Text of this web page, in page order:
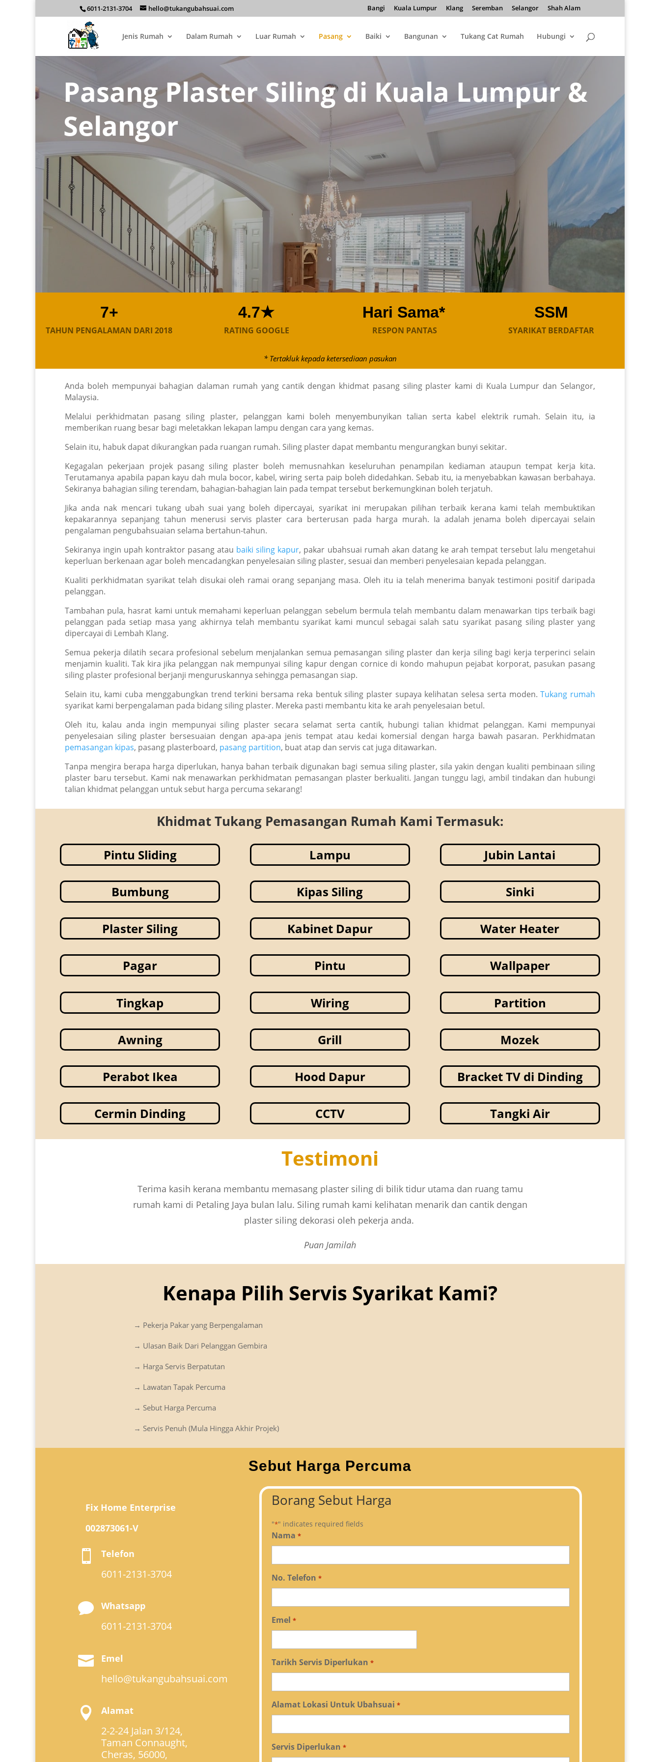
6011-2131-3704 hello@tukangubahsuai.com Bangi Kuala Lumpur Klang Seremban Selangor Shah Alam
Jenis Rumah Dalam Rumah Luar Rumah Pasang Baiki Bangunan Tukang Cat Rumah Hubungi
Pasang Plaster Siling di Kuala Lumpur &
Selangor
7+
TAHUN PENGALAMAN DARI 2018
4.7★
RATING GOOGLE
Hari Sama*
RESPON PANTAS
SSM
SYARIKAT BERDAFTAR
* Tertakluk kepada ketersediaan pasukan
Anda boleh mempunyai bahagian dalaman rumah yang cantik dengan khidmat pasang siling plaster kami di Kuala Lumpur dan Selangor,
Malaysia.
Melalui perkhidmatan pasang siling plaster, pelanggan kami boleh menyembunyikan talian serta kabel elektrik rumah. Selain itu, ia
memberikan ruang besar bagi meletakkan lekapan lampu dengan cara yang kemas.
Selain itu, habuk dapat dikurangkan pada ruangan rumah. Siling plaster dapat membantu mengurangkan bunyi sekitar.
Kegagalan pekerjaan projek pasang siling plaster boleh memusnahkan keseluruhan penampilan kediaman ataupun tempat kerja kita.
Terutamanya apabila papan kayu dah mula bocor, kabel, wiring serta paip boleh didedahkan. Sebab itu, ia menyebabkan kawasan berbahaya.
Sekiranya bahagian siling terendam, bahagian-bahagian lain pada tempat tersebut berkemungkinan boleh terjatuh.
Jika anda nak mencari tukang ubah suai yang boleh dipercayai, syarikat ini merupakan pilihan terbaik kerana kami telah membuktikan
kepakarannya sepanjang tahun menerusi servis plaster cara berterusan pada harga murah. Ia adalah jenama boleh dipercayai selain
pengalaman pengubahsuaian selama bertahun-tahun.
Sekiranya ingin upah kontraktor pasang atau baiki siling kapur, pakar ubahsuai rumah akan datang ke arah tempat tersebut lalu mengetahui
keperluan berkenaan agar boleh mencadangkan penyelesaian siling plaster, sesuai dan memberi penyelesaian kepada pelanggan.
Kualiti perkhidmatan syarikat telah disukai oleh ramai orang sepanjang masa. Oleh itu ia telah menerima banyak testimoni positif daripada
pelanggan.
Tambahan pula, hasrat kami untuk memahami keperluan pelanggan sebelum bermula telah membantu dalam menawarkan tips terbaik bagi
pelanggan pada setiap masa yang akhirnya telah membantu syarikat kami muncul sebagai salah satu syarikat pasang siling plaster yang
dipercayai di Lembah Klang.
Semua pekerja dilatih secara profesional sebelum menjalankan semua pemasangan siling plaster dan kerja siling bagi kerja terperinci selain
menjamin kualiti. Tak kira jika pelanggan nak mempunyai siling kapur dengan cornice di kondo mahupun pejabat korporat, pasukan pasang
siling plaster profesional berjanji menguruskannya sehingga pemasangan siap.
Selain itu, kami cuba menggabungkan trend terkini bersama reka bentuk siling plaster supaya kelihatan selesa serta moden.Tukang rumah
syarikat kami berpengalaman pada bidang siling plaster. Mereka pasti membantu kita ke arah penyelesaian betul.
Oleh itu, kalau anda ingin mempunyai siling plaster secara selamat serta cantik, hubungi talian khidmat pelanggan. Kami mempunyai
penyelesaian siling plaster bersesuaian dengan apa-apa jenis tempat atau kedai komersial dengan harga bawah pasaran. Perkhidmatan
pemasangan kipas, pasang plasterboard, pasang partition, buat atap dan servis cat juga ditawarkan.
Tanpa mengira berapa harga diperlukan, hanya bahan terbaik digunakan bagi semua siling plaster, sila yakin dengan kualiti pembinaan siling
plaster baru tersebut. Kami nak menawarkan perkhidmatan pemasangan plaster berkualiti. Jangan tunggu lagi, ambil tindakan dan hubungi
talian khidmat pelanggan untuk sebut harga percuma sekarang!
Khidmat Tukang Pemasangan Rumah Kami Termasuk:
Pintu Sliding
Bumbung
Plaster Siling
Pagar
Tingkap
Awning
Perabot Ikea
Cermin Dinding
Lampu
Kipas Siling
Kabinet Dapur
Pintu
Wiring
Grill
Hood Dapur
CCTV
Jubin Lantai
Sinki
Water Heater
Wallpaper
Partition
Mozek
Bracket TV di Dinding
Tangki Air
Testimoni
Terima kasih kerana membantu memasang plaster siling di bilik tidur utama dan ruang tamu
rumah kami di Petaling Jaya bulan lalu. Siling rumah kami kelihatan menarik dan cantik dengan
plaster siling dekorasi oleh pekerja anda.
Puan Jamilah
Kenapa Pilih Servis Syarikat Kami?
→ Pekerja Pakar yang Berpengalaman
→ Ulasan Baik Dari Pelanggan Gembira
→ Harga Servis Berpatutan
→ Lawatan Tapak Percuma
→ Sebut Harga Percuma
→ Servis Penuh (Mula Hingga Akhir Projek)
Sebut Harga Percuma
Fix Home Enterprise
002873061-V
 Telefon
6011-2131-3704
 Whatsapp
6011-2131-3704
 Emel
hello@tukangubahsuai.com
 Alamat
2-2-24 Jalan 3/124,
Taman Connaught,
Cheras, 56000,
Borang Sebut Harga
"*" indicates required fields
Nama *
No. Telefon *
Emel *
Tarikh Servis Diperlukan *
Alamat Lokasi Untuk Ubahsuai *
Servis Diperlukan *